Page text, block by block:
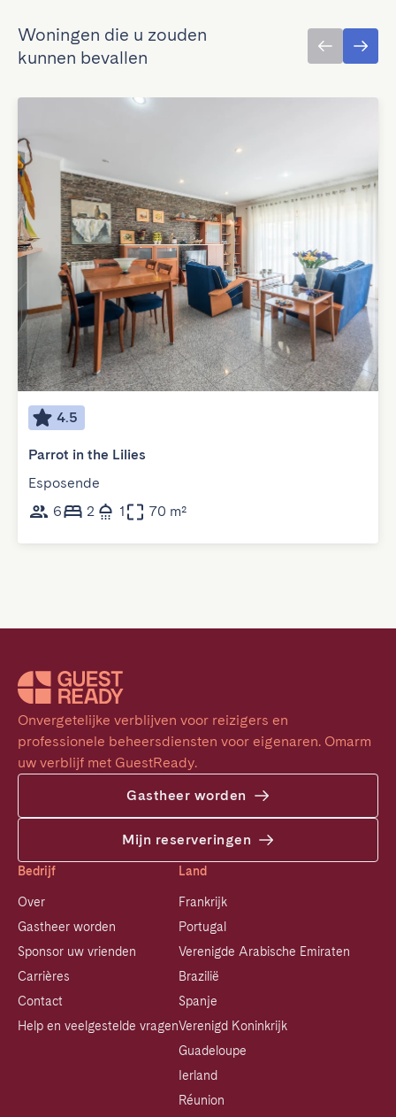
Woningen die u zouden
kunnen bevallen
4.5
Parrot in the Lilies
Esposende
6
2 1 70 m²
Onvergetelijke verblijven voor reizigers en
professionele beheersdiensten voor eigenaren. Omarm
uw verblijf met GuestReady.
Gastheer worden
Mijn reserveringen
Bedrijf
Over
Gastheer worden
Sponsor uw vrienden
Carrières
Contact
Help en veelgestelde vragen
Land
Frankrijk
Portugal
Verenigde Arabische Emiraten
Brazilië
Spanje
Verenigd Koninkrijk
Guadeloupe
Ierland
Réunion